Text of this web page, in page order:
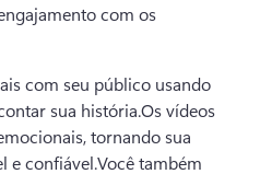
com os
com seu público usando
sua história.Os vídeos
tornando sua
e confiável.Você também